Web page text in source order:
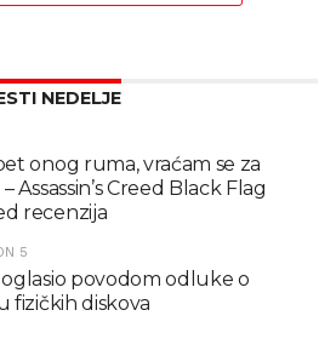
NEDELJE
onog ruma, vraćam se za
Assassin’s Creed Black Flag
recenzija
5
oglasio povodom odluke o
fizičkih diskova